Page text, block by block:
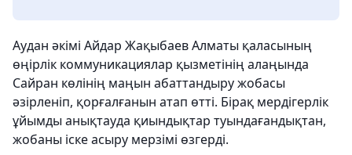
Аудан әкімі Айдар Жақыбаев Алматы қаласының
өңірлік коммуникациялар қызметінің алаңында
Сайран көлінің маңын абаттандыру жобасы
әзірленіп, қорғалғанын атап өтті. Бірақ мердігерлік
ұйымды анықтауда қиындықтар туындағандықтан,
жобаны іске асыру мерзімі өзгерді.